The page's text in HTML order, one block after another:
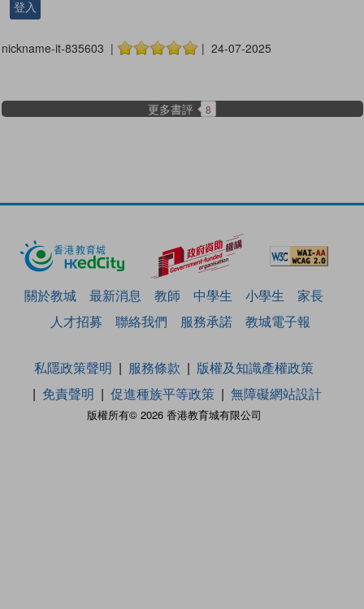
登入
nickname-it-835603 | | 24-07-2025
更多書評 8
關於教城 最新消息 教師 中學生 小學生
家長
人才招募
聯絡我們 服務承諾 教城電子報
版權所有© 2026 香港教育城有限公司
私隱政策聲明 服務條款
版權及知識產權政策
免責聲明
促進種族平等政策 無障礙網站設計